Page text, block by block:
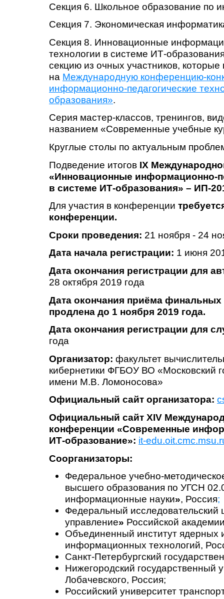
Секция 6. Школьное образование по
Секция 7. Экономическая
Секция 8. Инновационные
технологии в системе ИТ-
секцию из очных участников,
на Международную конференцию-
информационно-педагогические
образования».
Серия мастер-классов, тренингов,
названием «Современные учебные
Круглые столы по актуальным
Подведение итогов IX
«Инновационные информационно-
в системе ИТ-образования» – ИП-
Для участия в конференции
конференции.
Сроки проведения: 21 ноября - 24
Дата начала регистрации: 1 июня
Дата окончания регистрации для
28 октября 2019 года
Дата окончания приёма финальных
продлена до 1 ноября 2019 года.
Дата окончания регистрации для
года
Организатор: факультет
кибернетики ФГБОУ ВО «Московский
имени М.В. Ломоносова»
Официальный сайт организатора:
Официальный сайт XIV
конференции «Современные
ИТ-образование»: it-
Соорганизаторы:
Федеральное учебно-
высшего образования по УГСН
информационные науки», Россия;
Федеральный исследовательский
управление» Российской
Объединенный институт ядерных
информационных технологий,
Санкт-Петербургский
Нижегородский государственный
Лобачевского, Россия;
Российский университет